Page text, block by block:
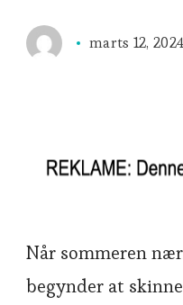
marts 12, 2024
Når sommeren
begynder at